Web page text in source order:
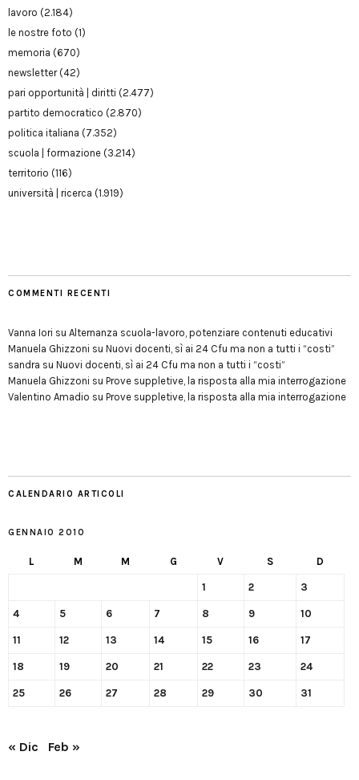
lavoro (2.184)
le nostre foto (1)
memoria (670)
newsletter(42)
pari opportunità | diritti (2.477)
partito democratico (2.870)
politica italiana (7.352)
scuola | formazione (3.214)
territorio (116)
università | ricerca (1.919)
COMMENTI RECENTI
Vanna Iori su Alternanza scuola-lavoro, potenziare contenuti educativi
Manuela Ghizzoni su Nuovi docenti, sì ai 24 Cfu ma non a tutti i “costi”
sandra su Nuovi docenti, sì ai 24 Cfu ma non a tutti i “costi”
Manuela Ghizzoni su Prove suppletive, la risposta alla mia interrogazione
Valentino Amadio su Prove suppletive, la risposta alla mia interrogazione
CALENDARIO ARTICOLI
GENNAIO 2010
L M M G V S D
1 2 3
4 5 6 7 8 9 10
11 12 13 14 15 16 17
18 19 20 21 22 23 24
25 26 27 28 29 30 31
« Dic Feb »